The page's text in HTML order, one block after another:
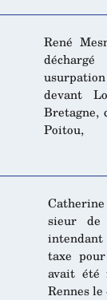
René
devant
Bretagne,
Poitou,
sieur de
taxe
avait été
Rennes